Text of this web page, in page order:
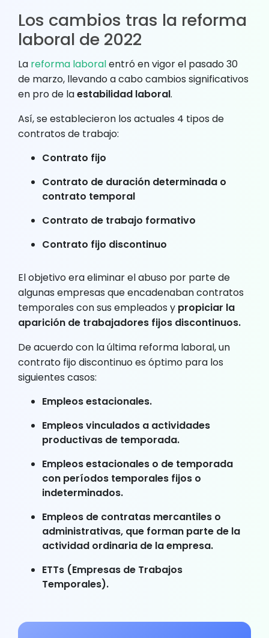
Los cambios tras la reforma
laboral de 2022
La reforma laboralentró en vigor el pasado 30
de marzo, llevando a cabo cambios significativos
en pro de laestabilidad laboral.
Así, se establecieron los actuales 4 tipos de
contratos de trabajo:
Contrato fijo
Contrato de duración determinada o
contrato temporal
Contrato de trabajo formativo
Contrato fijo discontinuo
El objetivo era eliminar el abuso por parte de
algunas empresas que encadenaban contratos
temporales con sus empleados y propiciar la
aparición de trabajadores fijos discontinuos.
De acuerdo con la última reforma laboral, un
contrato fijo discontinuo es óptimo para los
siguientes casos:
Empleos estacionales.
Empleos vinculados a actividades
productivas de temporada.
Empleos estacionales o de temporada
con períodos temporales fijos o
indeterminados.
Empleos de contratas mercantiles o
administrativas, que forman parte de la
actividad ordinaria de la empresa.
ETTs (Empresas de Trabajos
Temporales).